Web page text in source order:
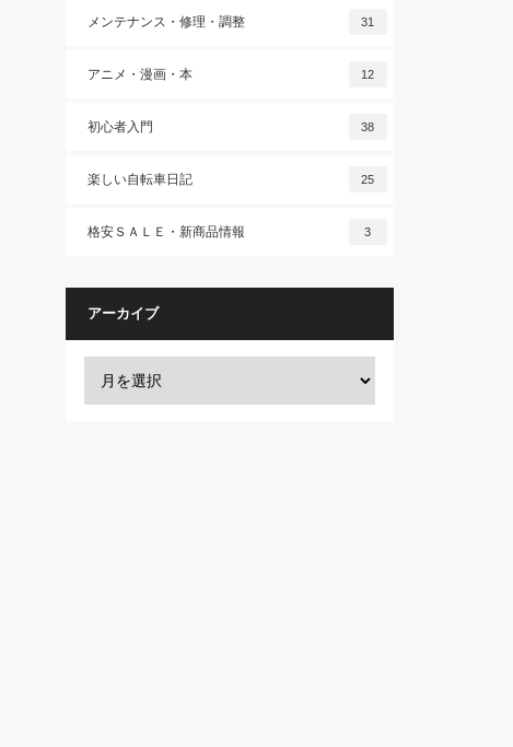
メンテナンス・修理・調整 31
アニメ・漫画・本 12
初心者入門 38
楽しい自転車日記 25
格安ＳＡＬＥ・新商品情報 3
アーカイブ